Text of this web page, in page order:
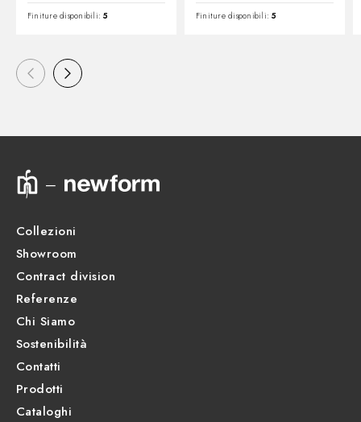
Finiture disponibili:5 Finiture disponibili:5
Collezioni
Showroom
Contract division
Referenze
Chi Siamo
Sostenibilità
Contatti
Prodotti
Cataloghi